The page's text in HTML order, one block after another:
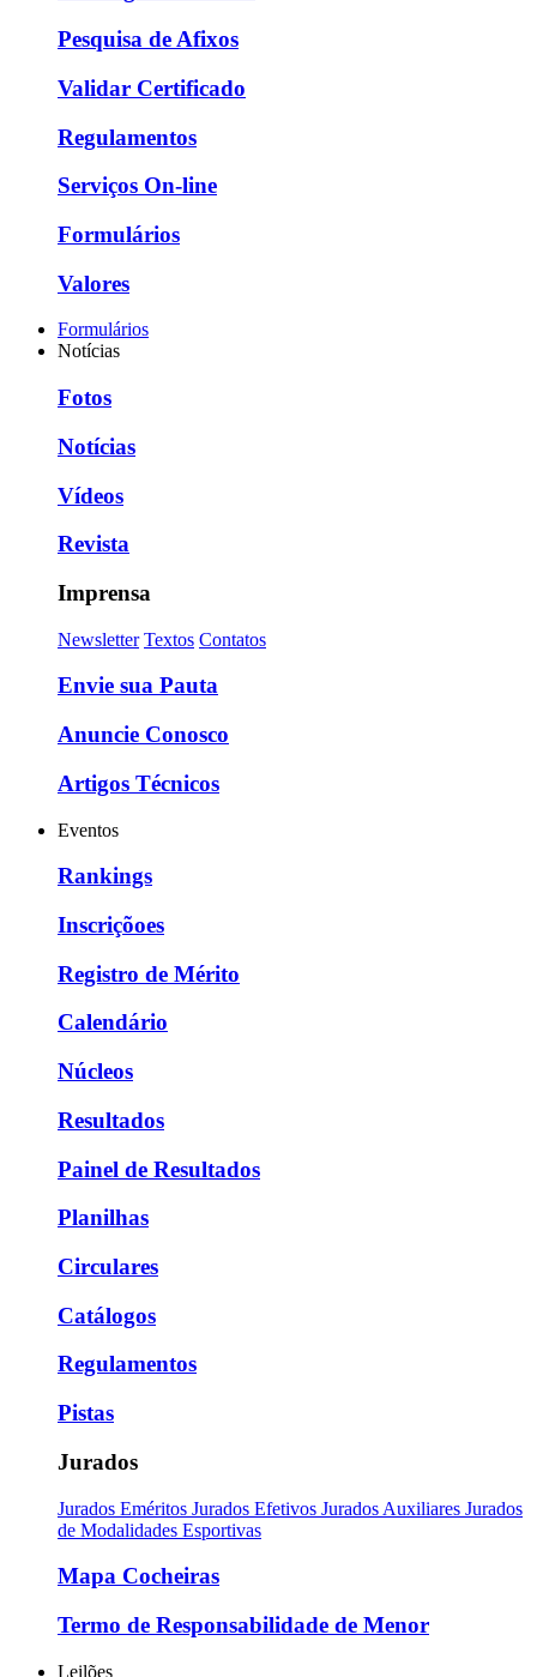
Pesquisa de Afixos
Validar Certificado
Regulamentos
Serviços On-line
Formulários
Valores
Formulários
Notícias
Fotos
Notícias
Vídeos
Revista
Imprensa
Newsletter Textos Contatos
Envie sua Pauta
Anuncie Conosco
Artigos Técnicos
Eventos
Rankings
Inscriçõoes
Registro de Mérito
Calendário
Núcleos
Resultados
Painel de Resultados
Planilhas
Circulares
Catálogos
Regulamentos
Pistas
Jurados
Jurados Eméritos Jurados Efetivos Jurados Auxiliares Jurados
de Modalidades Esportivas
Mapa Cocheiras
Termo de Responsabilidade de Menor
Leilões